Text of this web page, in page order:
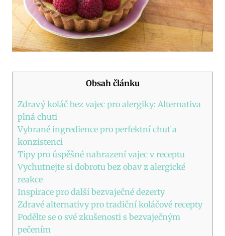
Obsah článku
Zdravý koláč bez vajec pro alergiky: Alternativa
plná chuti
Vybrané ingredience pro perfektní chuť a
konzistenci
Tipy pro úspěšné nahrazení vajec v receptu
Vychutnejte si dobrotu bez obav z alergické
reakce
Inspirace pro další bezvaječné dezerty
Zdravé alternativy pro tradiční koláčové recepty
Podělte se o své zkušenosti s bezvaječným
pečením